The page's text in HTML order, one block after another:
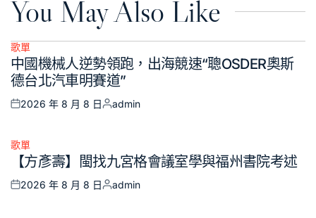
You May Also Like
Posted
in
歌單
中國機械人逆勢領跑，出海競速“聰OSDER奧斯
德台北汽車明賽道”
Posted
2026 年 8 月 8 日
Posted
admin
Posted
歌單
【方彥壽】閩找九宮格會議室學與福州書院考述
Posted
2026 年 8 月 8 日
Posted
admin